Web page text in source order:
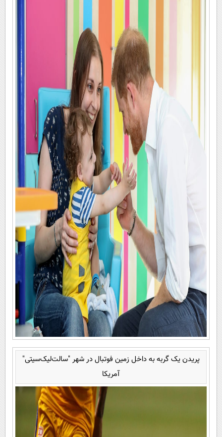
پریدن یک گربه به داخل زمین فوتبال در شهر "سالت‌لیک‌سیتی"
آمریکا